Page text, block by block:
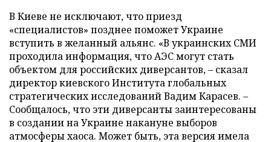
В Киеве не исключают, что приезд
«специалистов» позднее поможет Украине
вступить в желанный альянс. «В украинских СМИ
проходила информация, что АЭС могут стать
объектом для российских диверсантов,– сказал
директор киевского Института глобальных
стратегических исследований Вадим Карасев. –
Сообщалось, что эти диверсанты заинтересованы
в создании на Украине накануне выборов
атмосферы хаоса. Может быть, эта версия имела